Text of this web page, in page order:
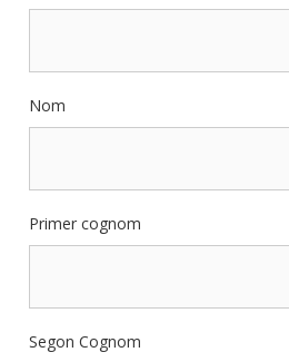
Nom
Primer cognom
Segon Cognom